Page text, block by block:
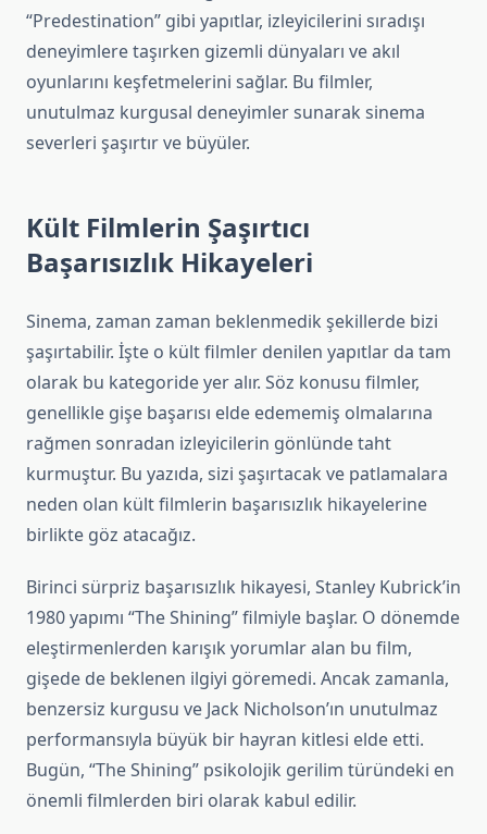
“Predestination” gibi yapıtlar, izleyicilerini sıradışı
deneyimlere taşırken gizemli dünyaları ve akıl
oyunlarını keşfetmelerini sağlar. Bu filmler,
unutulmaz kurgusal deneyimler sunarak sinema
severleri şaşırtır ve büyüler.
Kült Filmlerin Şaşırtıcı
Başarısızlık Hikayeleri
Sinema, zaman zaman beklenmedik şekillerde bizi
şaşırtabilir. İşte o kült filmler denilen yapıtlar da tam
olarak bu kategoride yer alır. Söz konusu filmler,
genellikle gişe başarısı elde edememiş olmalarına
rağmen sonradan izleyicilerin gönlünde taht
kurmuştur. Bu yazıda, sizi şaşırtacak ve patlamalara
neden olan kült filmlerin başarısızlık hikayelerine
birlikte göz atacağız.
Birinci sürpriz başarısızlık hikayesi, Stanley Kubrick’in
1980 yapımı “The Shining” filmiyle başlar. O dönemde
eleştirmenlerden karışık yorumlar alan bu film,
gişede de beklenen ilgiyi göremedi. Ancak zamanla,
benzersiz kurgusu ve Jack Nicholson’ın unutulmaz
performansıyla büyük bir hayran kitlesi elde etti.
Bugün, “The Shining” psikolojik gerilim türündeki en
önemli filmlerden biri olarak kabul edilir.